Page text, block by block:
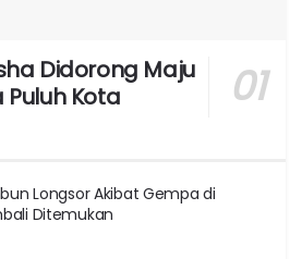
Didorong Maju
Kota
Longsor Akibat Gempa di
Ditemukan